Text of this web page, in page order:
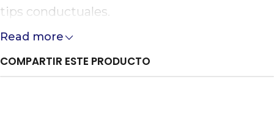
tips conductuales.
Read more
COMPARTIR ESTE PRODUCTO